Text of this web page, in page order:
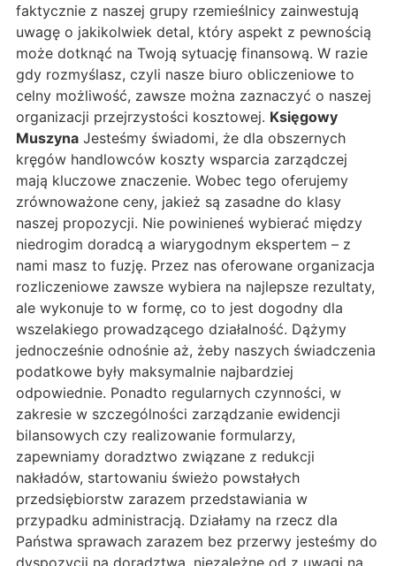
faktycznie z naszej grupy rzemieślnicy zainwestują
uwagę o jakikolwiek detal, który aspekt z pewnością
może dotknąć na Twoją sytuację finansową. W razie
gdy rozmyślasz, czyli nasze biuro obliczeniowe to
celny możliwość, zawsze można zaznaczyć o naszej
organizacji przejrzystości kosztowej. Księgowy
Muszyna Jesteśmy świadomi, że dla obszernych
kręgów handlowców koszty wsparcia zarządczej
mają kluczowe znaczenie. Wobec tego oferujemy
zrównoważone ceny, jakież są zasadne do klasy
naszej propozycji. Nie powinieneś wybierać między
niedrogim doradcą a wiarygodnym ekspertem – z
nami masz to fuzję. Przez nas oferowane organizacja
rozliczeniowe zawsze wybiera na najlepsze rezultaty,
ale wykonuje to w formę, co to jest dogodny dla
wszelakiego prowadzącego działalność. Dążymy
jednocześnie odnośnie aż, żeby naszych świadczenia
podatkowe były maksymalnie najbardziej
odpowiednie. Ponadto regularnych czynności, w
zakresie w szczególności zarządzanie ewidencji
bilansowych czy realizowanie formularzy,
zapewniamy doradztwo związane z redukcji
nakładów, startowaniu świeżo powstałych
przedsiębiorstw zarazem przedstawiania w
przypadku administracją. Działamy na rzecz dla
Państwa sprawach zarazem bez przerwy jesteśmy do